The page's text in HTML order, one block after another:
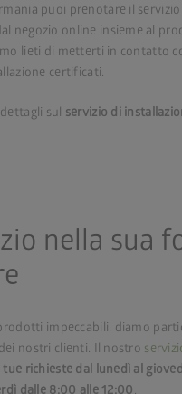
puoi prenotare il
negozio online insieme al
lieti di metterti in contatto
certificati.
sul servizio di
nella sua
impeccabili, diamo
nostri clienti. Il nostro
richieste dal lunedì al
dalle 8:00 alle 12:00.